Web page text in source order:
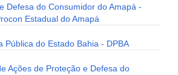
Defesa do Consumidor do Amapá -
Estadual do Amapá
Pública do Estado Bahia - DPBA
Ações de Proteção e Defesa do